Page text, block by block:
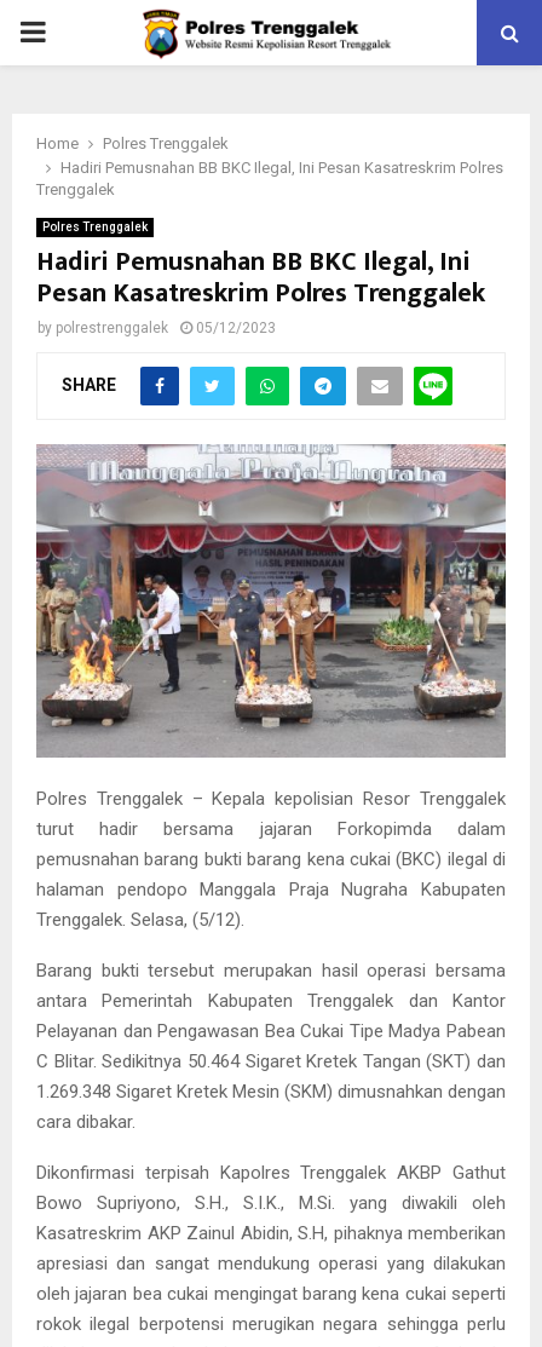
PRIMARY
Home
Polres Trenggalek
Hadiri Pemusnahan BB BKC Ilegal, Ini Pesan Kasatreskrim Polres
Trenggalek
Polres Trenggalek
Hadiri Pemusnahan BB BKC Ilegal, Ini
Pesan Kasatreskrim Polres Trenggalek
by polrestrenggalek 05/12/2023
SHARE
Polres Trenggalek – Kepala kepolisian Resor Trenggalek
turut hadir bersama jajaran Forkopimda dalam
pemusnahan barang bukti barang kena cukai (BKC) ilegal di
halaman pendopo Manggala Praja Nugraha Kabupaten
Trenggalek. Selasa, (5/12).
Barang bukti tersebut merupakan hasil operasi bersama
antara Pemerintah Kabupaten Trenggalek dan Kantor
Pelayanan dan Pengawasan Bea Cukai Tipe Madya Pabean
C Blitar. Sedikitnya 50.464 Sigaret Kretek Tangan (SKT) dan
1.269.348 Sigaret Kretek Mesin (SKM) dimusnahkan dengan
cara dibakar.
Dikonfirmasi terpisah Kapolres Trenggalek AKBP Gathut
Bowo Supriyono, S.H., S.I.K., M.Si. yang diwakili oleh
Kasatreskrim AKP Zainul Abidin, S.H, pihaknya memberikan
apresiasi dan sangat mendukung operasi yang dilakukan
oleh jajaran bea cukai mengingat barang kena cukai seperti
rokok ilegal berpotensi merugikan negara sehingga perlu